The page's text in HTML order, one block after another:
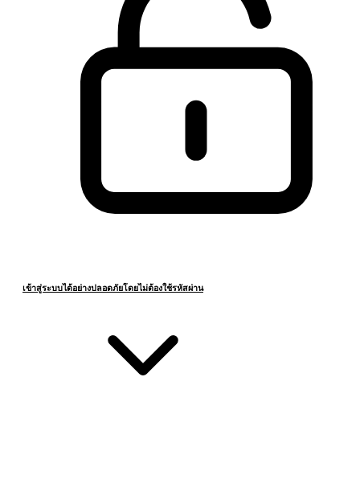
เข้าสู่ระบบได้อย่างปลอดภัยโดยไม่ต้องใช้รหัสผ่าน